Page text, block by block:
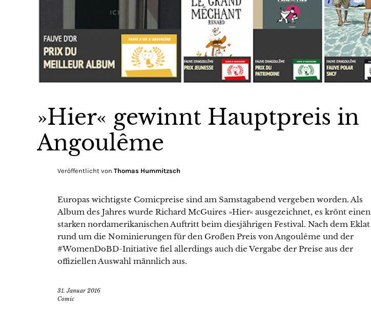
»Hier« gewinnt Hauptpreis in
Angoulême
Veröffentlicht von Thomas Hummitzsch
Europas wichtigste Comicpreise sind am Samstagabend vergeben worden. Als
Album des Jahres wurde Richard McGuires »Hier« ausgezeichnet, es krönt einen
starken nordamerikanischen Auftritt beim diesjährigen Festival. Nach dem Eklat
rund um die Nominierungen für den Großen Preis von Angoulême und der
#WomenDoBD-Initiative fiel allerdings auch die Vergabe der Preise aus der
offiziellen Auswahl männlich aus.
31. Januar 2016
Comic